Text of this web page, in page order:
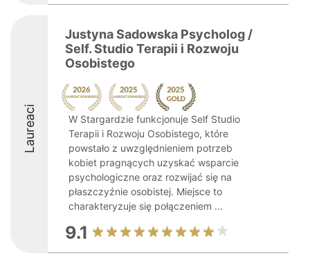
Laureaci
Justyna Sadowska Psycholog /
Self. Studio Terapii i Rozwoju
Osobistego
W Stargardzie funkcjonuje Self Studio
Terapii i Rozwoju Osobistego, które
powstało z uwzględnieniem potrzeb
kobiet pragnących uzyskać wsparcie
psychologiczne oraz rozwijać się na
płaszczyźnie osobistej. Miejsce to
charakteryzuje się połączeniem ...
9.1